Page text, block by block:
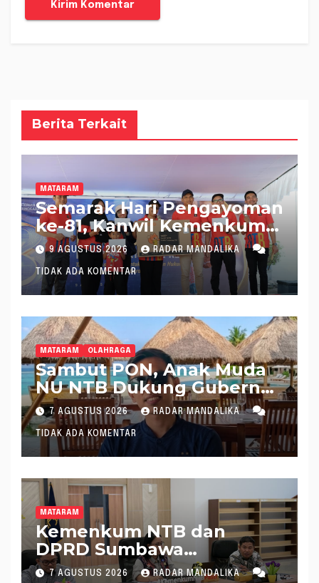
Berita Terkait
MATARAM
Semarak Hari Pengayoman
ke-81, Kanwil Kemenkum
NTB Gelar Fun Walk
Bersama
9 AGUSTUS 2026 RADAR MANDALIKA
TIDAK ADA KOMENTAR
MATARAM OLAHRAGA
Sambut PON, Anak Muda
NU NTB Dukung Gubernur
Pimpin KONI NTB
7 AGUSTUS 2026 RADAR MANDALIKA
TIDAK ADA KOMENTAR
MATARAM
Kemenkum NTB dan
DPRD Sumbawa
Mantapkan Rencana
7 AGUSTUS 2026 RADAR MANDALIKA